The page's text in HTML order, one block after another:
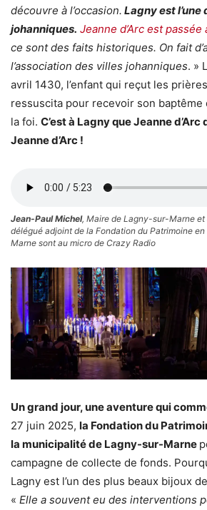
découvre à l’occasion. Lagny est l’une
johanniques. Jeanne d’Arc est
ce sont des faits historiques. On fait
l’association des villes johanniques. »
avril 1430, l’enfant qui reçut les
ressuscita pour recevoir son
la foi. C’est à Lagny que Jeanne
Jeanne d’Arc !
Jean-Paul Michel, Maire de Lagny-sur-Marne et
délégué adjoint de la Fondation du Patrimoine
Marne sont au micro de Crazy Radio
Un grand jour, une aventure qui
27 juin 2025, la Fondation du
la municipalité de Lagny-sur-Marne
campagne de collecte de fonds.
Lagny est l’un des plus beaux bijoux
« Elle a souvent eu des interventions